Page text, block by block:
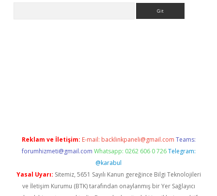
Reklam ve İletişim: E-mail: backlinkpaneli@gmail.com Teams:
forumhizmeti@gmail.com Whatsapp: 0262 606 0 726 Telegram:
@karabul
Yasal Uyarı: Sitemiz, 5651 Sayılı Kanun gereğince Bilgi Teknolojileri
ve İletişim Kurumu (BTK) tarafından onaylanmış bir Yer Sağlayıcı